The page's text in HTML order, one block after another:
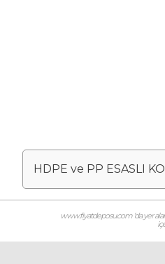
HDPE ve PP ESASLI
www.fiyatdeposu.com ‘da yer